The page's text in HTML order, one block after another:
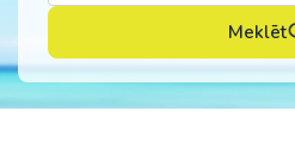
Meklēt